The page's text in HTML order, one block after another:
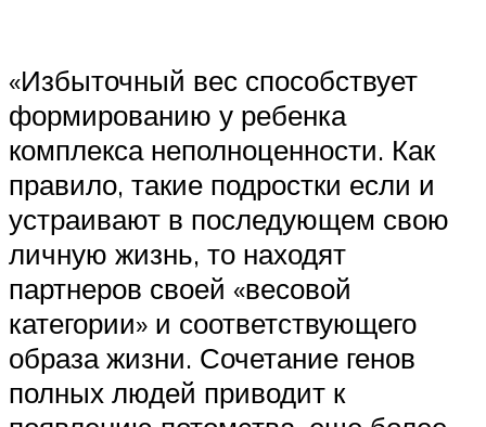
«Избыточный вес способствует
формированию у ребенка
комплекса неполноценности. Как
правило, такие подростки если и
устраивают в последующем свою
личную жизнь, то находят
партнеров своей «весовой
категории» и соответствующего
образа жизни. Сочетание генов
полных людей приводит к